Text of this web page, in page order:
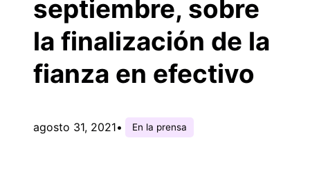
septiembre, sobre
la finalización de la
fianza en efectivo
agosto 31, 2021• En la prensa